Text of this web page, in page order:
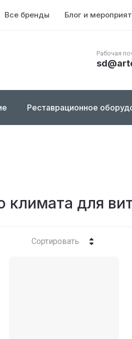
Все бренды Блог и
Рабочая
Реставрационное
климата для
Сортировать